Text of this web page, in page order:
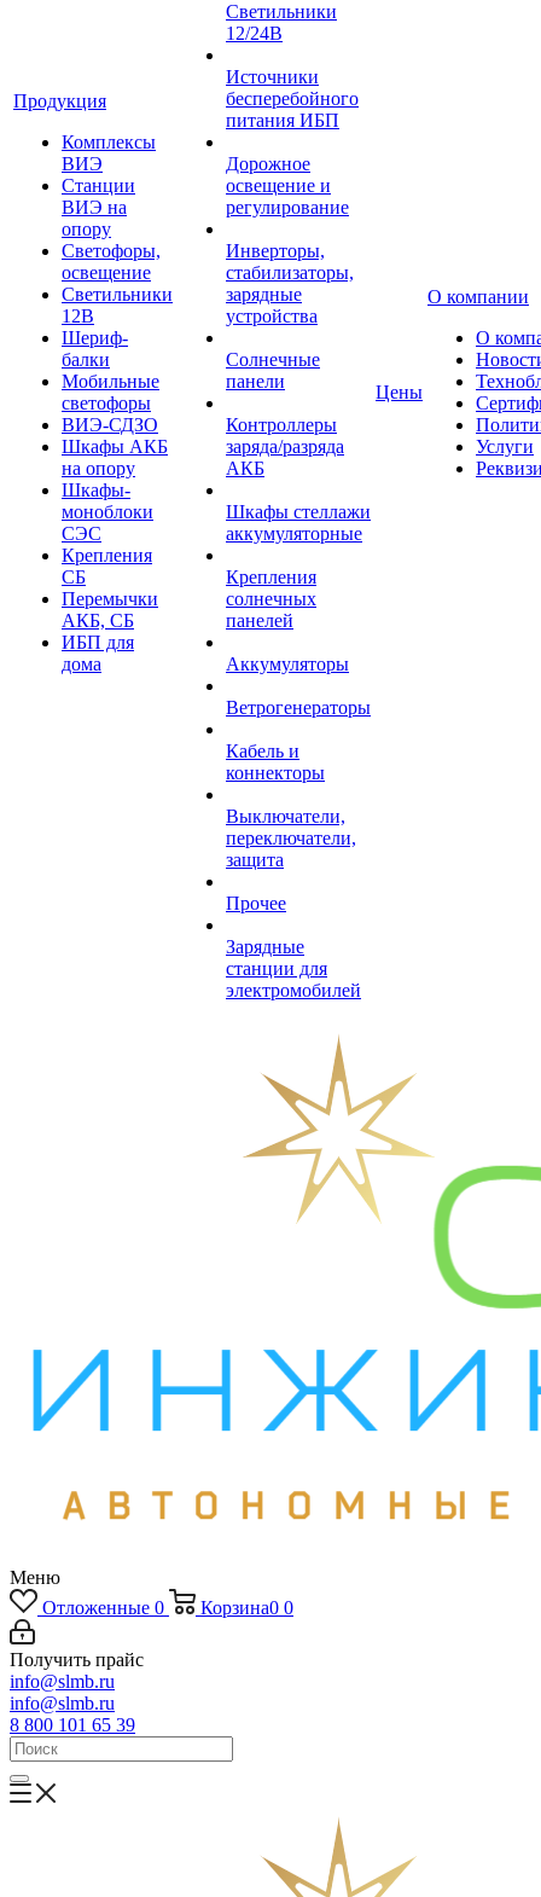
Продукция
Комплексы
ВИЭ
Станции
ВИЭ на
опору
Светофоры,
освещение
Светильники
12В
Шериф-
балки
Мобильные
светофоры
ВИЭ-СДЗО
Шкафы АКБ
на опору
Шкафы-
моноблоки
СЭС
Крепления
СБ
Перемычки
АКБ, СБ
ИБП для
дома
Светильники
12/24В
Источники
бесперебойного
питания ИБП
Дорожное
освещение и
регулирование
Инверторы,
стабилизаторы,
зарядные
устройства
Солнечные
панели
Контроллеры
заряда/разряда
АКБ
Шкафы стеллажи
аккумуляторные
Крепления
солнечных
панелей
Аккумуляторы
Ветрогенераторы
Кабель и
коннекторы
Выключатели,
переключатели,
защита
Прочее
Зарядные
станции для
электромобилей
Цены
О компании
О
Услуги
Меню
Отложенные 0 Корзина0 0
Получить прайс
info@slmb.ru
info@slmb.ru
8 800 101 65 39